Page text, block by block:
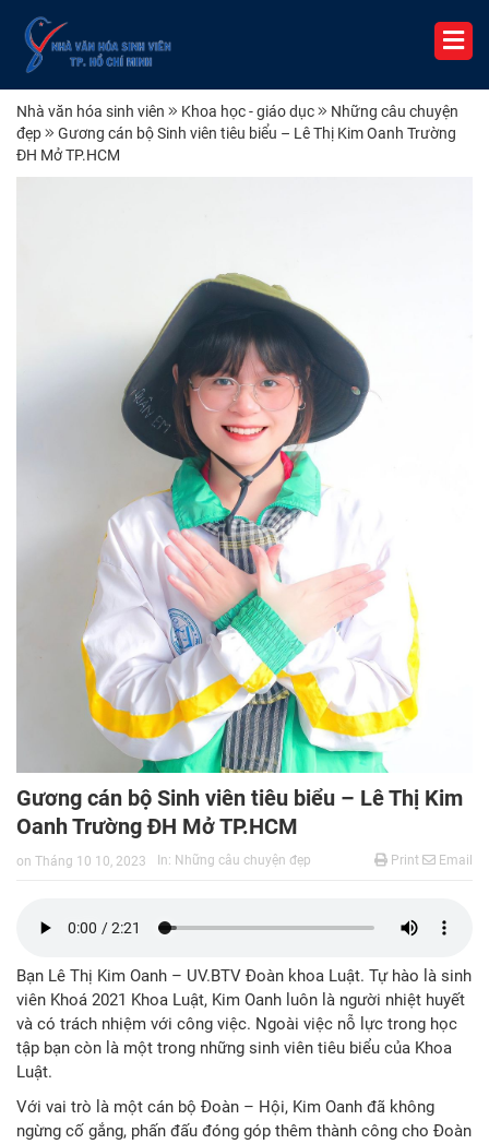
Nhà văn hóa sinh viên Khoa học - giáo dục
Những câu chuyện
đẹp
Gương cán bộ Sinh viên tiêu biểu – Lê Thị Kim Oanh Trường
ĐH Mở TP.HCM
Gương cán bộ Sinh viên tiêu biểu – Lê Thị Kim
Oanh Trường ĐH Mở TP.HCM
on Tháng 10 10, 2023 In: Những câu chuyện đẹp Print Email
Bạn Lê Thị Kim Oanh – UV.BTV Đoàn khoa Luật. Tự hào là sinh
viên Khoá 2021 Khoa Luật, Kim Oanh luôn là người nhiệt huyết
và có trách nhiệm với công việc. Ngoài việc nỗ lực trong học
tập bạn còn là một trong những sinh viên tiêu biểu của Khoa
Luật.
Với vai trò là một cán bộ Đoàn – Hội, Kim Oanh đã không
ngừng cố gắng, phấn đấu đóng góp thêm thành công cho Đoàn